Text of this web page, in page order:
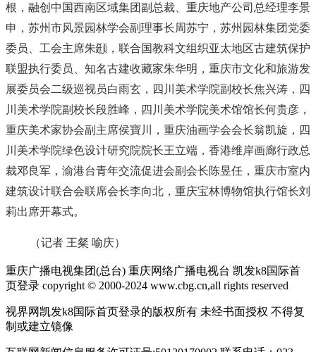
根，融创中国西南区域集团副总裁、重庆地产公司总经理李景
申，苏州市风景园林学会副理事长周苏宁，苏州园林集团党委
委员、工会主席朱颋，联合国教科文组织亚太地区古建筑保护
联盟执行委员、知名古建收藏家朱华明，重庆市文化和旅游发
展委员会二级巡视员白雨玄，四川美术学院副校长焦兴涛，四
川美术学院副校长段胜峰，四川美术学院美术馆馆长何贵彦，
重庆美术家协会副主席侯寶川，重庆油画学会会长翁凯旋，四
川美术学院绿色设计研究院院长王立端，香港维岸画廊行政总
裁邓良军，渝港台青年交流促进会副会长陈昱任，重庆市室内
建筑设计联合会联席会长李向北，重庆宝林博物馆执行馆长刘
莉出席开幕式。
（记者 王粲 喻庆）
重庆广播电视集团(总台) 重庆网络广播电视台 凯发k8国际首
页登录 copyright © 2000-2024 www.cbg.cn,all rights reserved
视界网凯发k8国际首页登录的版权所有 未经书面授权 不得复
制或建立镜像